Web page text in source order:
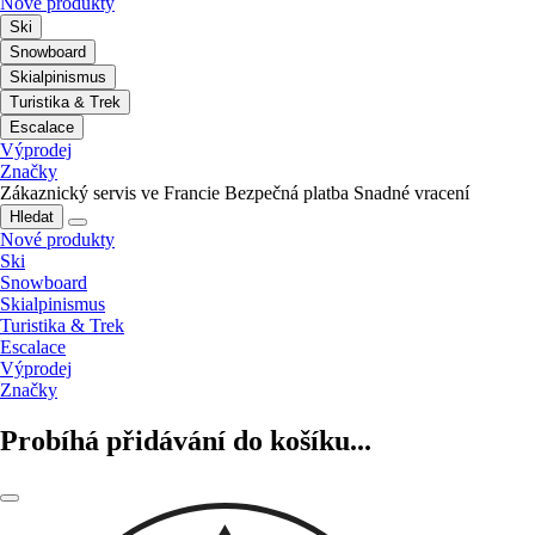
Ski
Snowboard
Skialpinismus
Turistika & Trek
Escalace
Výprodej
Značky
Zákaznický servis ve Francie Bezpečná platba Snadné vracení
Hledat
Nové produkty
Ski
Snowboard
Skialpinismus
Turistika & Trek
Escalace
Výprodej
Značky
Probíhá přidávání do košíku...